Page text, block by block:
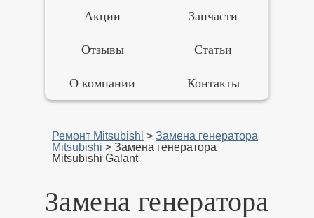
Акции Запчасти
Отзывы Статьи
О компании Контакты
Ремонт Mitsubishi > Замена генератора
Mitsubishi > Замена генератора
Mitsubishi Galant
Замена генератора